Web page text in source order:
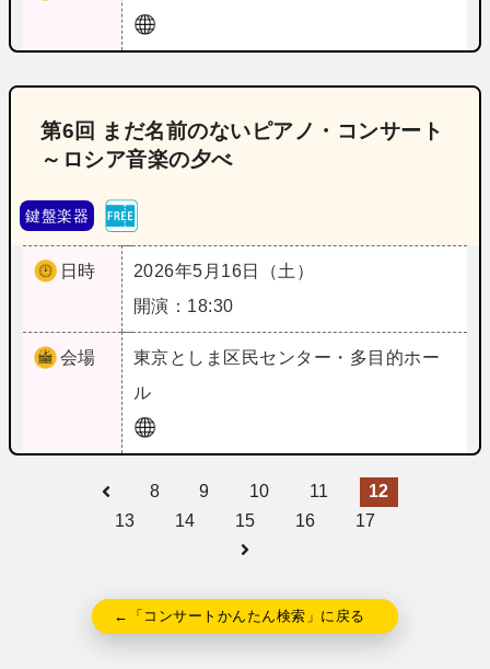
第6回 まだ名前のないピアノ・コンサート
～ロシア音楽の夕べ
鍵盤楽器
日時
2026年5月16日（土）
開演：18:30
会場 東京としま区民センター・多目的ホー
ル
8 9 10 11
12
13
14 15 16 17
←「コンサートかんたん検索」に戻る